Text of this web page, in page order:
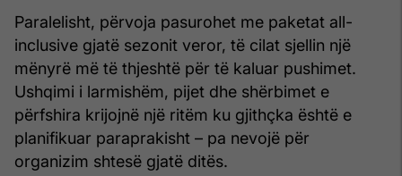
Paralelisht, përvoja pasurohet me paketat all-
inclusive gjatë sezonit veror, të cilat sjellin një
mënyrë më të thjeshtë për të kaluar pushimet.
Ushqimi i larmishëm, pijet dhe shërbimet e
përfshira krijojnë një ritëm ku gjithçka është e
planifikuar paraprakisht – pa nevojë për
organizim shtesë gjatë ditës.